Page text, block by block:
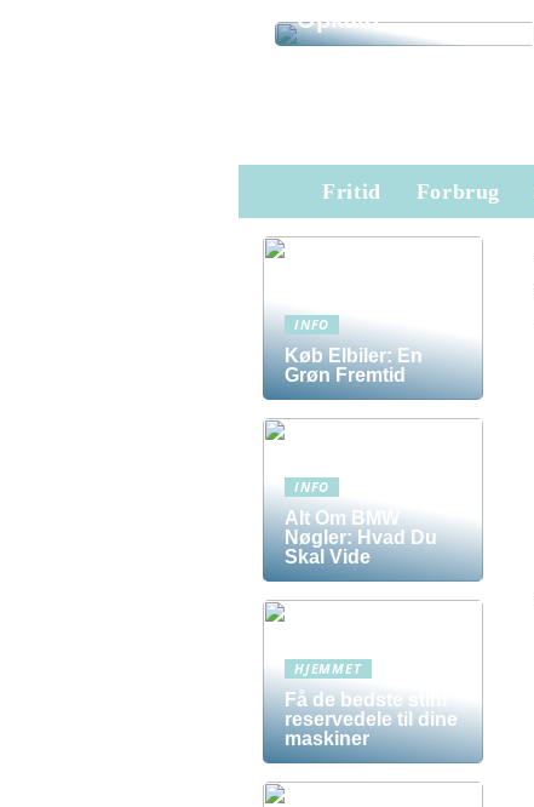
Opkald
Fritid Forbrug
INFO
Køb Elbiler: En
Grøn Fremtid
INFO
Alt Om BMW
Nøgler: Hvad Du
Skal Vide
HJEMMET
Få de bedste stihl
reservedele til dine
maskiner